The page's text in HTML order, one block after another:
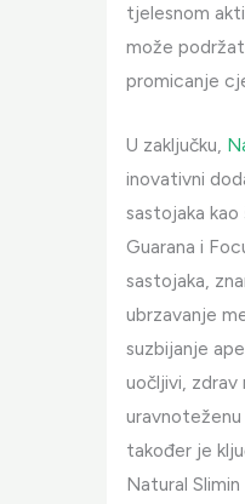
tjelesnom
može
promicanje
U zaključku,
inovativni
sastojaka kao
Guarana i
sastojaka,
ubrzavanje
suzbijanje
uočljivi, zdrav
također je
Natural